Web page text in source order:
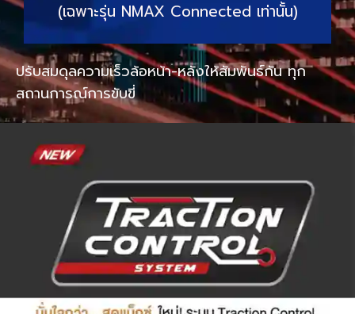
(เฉพาะรุ่น NMAX Connected เท่านั้น)
ปรับสมดุลความเร็วล้อหน้า-หลังให้สัมพันธ์กัน ทุก
สถานการณ์การขับขี่